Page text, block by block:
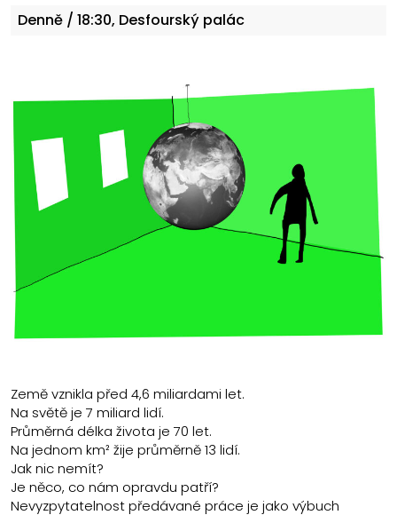
Denně / 18:30, Desfourský palác
Země vznikla před 4,6 miliardami let.
Na světě je 7 miliard lidí.
Průměrná délka života je 70 let.
Na jednom km² žije průměrně 13 lidí.
Jak nic nemít?
Je něco, co nám opravdu patří?
Nevyzpytatelnost předávané práce je jako výbuch